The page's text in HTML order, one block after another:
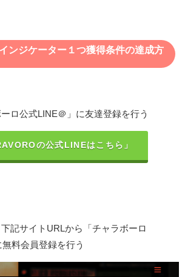
ンジケーター１つ獲得条件の達成方
ロ公式LINE＠」に友達登録を行う
の公式LINEはこちら」
記サイトURLから「チャラボーロ
料会員登録を行う